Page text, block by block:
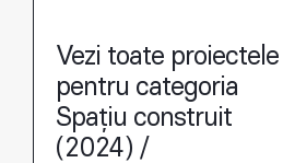
Vezi toate proiectele
pentru categoria
Spațiu construit
(2024) /